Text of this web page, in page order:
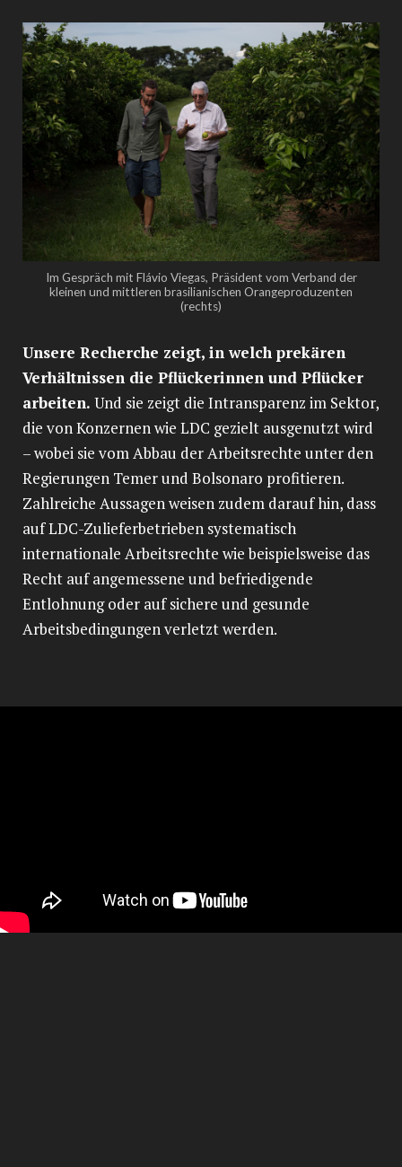
Im Gespräch mit Flávio Viegas, Präsident vom Verband der
kleinen und mittleren brasilianischen Orangeproduzenten
(rechts)
Unsere Recherche zeigt, in welch prekären
Verhältnissen die Pflückerinnen und Pflücker
arbeiten. Und sie zeigt die Intransparenz im Sektor,
die von Konzernen wie LDC gezielt ausgenutzt wird
– wobei sie vom Abbau der Arbeitsrechte unter den
Regierungen Temer und Bolsonaro profitieren.
Zahlreiche Aussagen weisen zudem darauf hin, dass
auf LDC-Zulieferbetrieben systematisch
internationale Arbeitsrechte wie beispielsweise das
Recht auf angemessene und befriedigende
Entlohnung oder auf sichere und gesunde
Arbeitsbedingungen verletzt werden.